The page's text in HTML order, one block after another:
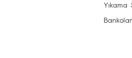
Yıkama
Bankolar